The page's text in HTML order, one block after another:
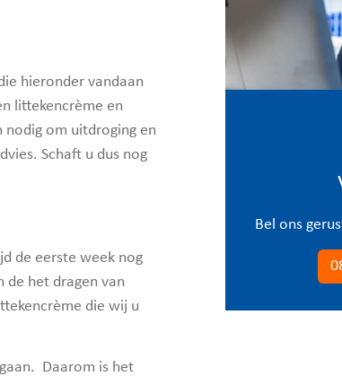
hieronder vandaan
littekencrème en
om uitdroging en
Schaft u dus nog
de eerste week nog
de het dragen van
die wij u
Daarom is het
Bel ons